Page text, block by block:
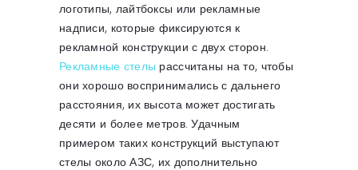
логотипы, лайтбоксы или рекламные
надписи, которые фиксируются к
рекламной конструкции с двух сторон.
Рекламные стелы рассчитаны на то, чтобы
они хорошо воспринимались с дальнего
расстояния, их высота может достигать
десяти и более метров. Удачным
примером таких конструкций выступают
стелы около АЗС, их дополнительно